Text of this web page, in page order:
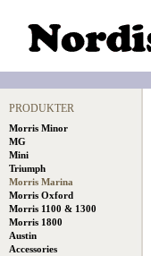
PRODUKTER
Morris Minor
MG
Mini
Triumph
Morris Marina
Morris Oxford
Morris 1100 & 1300
Morris 1800
Austin
Accessories